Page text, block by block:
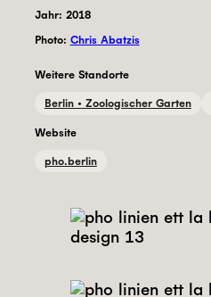
Jahr: 2018
Photo: Chris Abatzis
Weitere Standorte
Berlin • Zoologischer Garten
Website
pho.berlin